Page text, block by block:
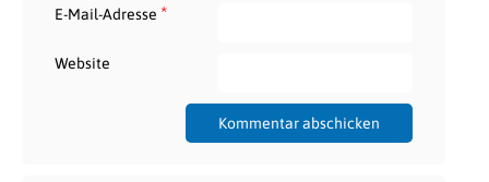
E-Mail-Adresse *
Website